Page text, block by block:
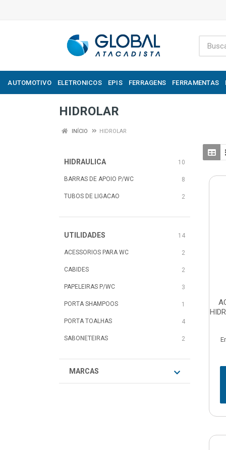
AUTOMOTIVO ELETRONICOS EPIS FERRAGENS FERRAMENTAS
HIDROLAR
INÍCIO HIDROLAR
HIDRAULICA 10
BARRAS DE APOIO P/WC 8
TUBOS DE LIGACAO 2
UTILIDADES 14
ACESSORIOS PARA WC 2
CABIDES 2
PAPELEIRAS P/WC 3
PORTA SHAMPOOS 1
PORTA TOALHAS 4
SABONETEIRAS 2
MARCAS